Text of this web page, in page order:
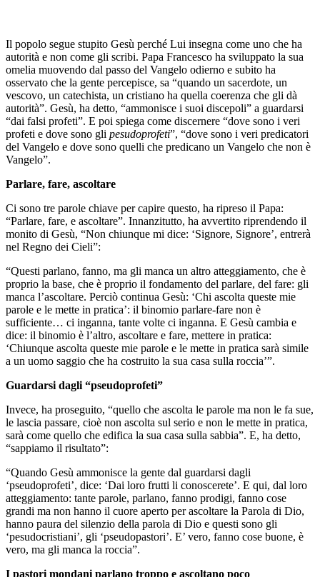
Il popolo segue stupito Gesù perché Lui insegna come uno che ha
autorità e non come gli scribi. Papa Francesco ha sviluppato la sua
omelia muovendo dal passo del Vangelo odierno e subito ha
osservato che la gente percepisce, sa “quando un sacerdote, un
vescovo, un catechista, un cristiano ha quella coerenza che gli dà
autorità”. Gesù, ha detto, “ammonisce i suoi discepoli” a guardarsi
“dai falsi profeti”. E poi spiega come discernere “dove sono i veri
profeti e dove sono gli pesudoprofeti”, “dove sono i veri predicatori
del Vangelo e dove sono quelli che predicano un Vangelo che non è
Vangelo”.
Parlare, fare, ascoltare
Ci sono tre parole chiave per capire questo, ha ripreso il Papa:
“Parlare, fare, e ascoltare”. Innanzitutto, ha avvertito riprendendo il
monito di Gesù, “Non chiunque mi dice: ‘Signore, Signore’, entrerà
nel Regno dei Cieli”:
“Questi parlano, fanno, ma gli manca un altro atteggiamento, che è
proprio la base, che è proprio il fondamento del parlare, del fare: gli
manca l’ascoltare. Perciò continua Gesù: ‘Chi ascolta queste mie
parole e le mette in pratica’: il binomio parlare-fare non è
sufficiente… ci inganna, tante volte ci inganna. E Gesù cambia e
dice: il binomio è l’altro, ascoltare e fare, mettere in pratica:
‘Chiunque ascolta queste mie parole e le mette in pratica sarà simile
a un uomo saggio che ha costruito la sua casa sulla roccia’”.
Guardarsi dagli “pseudoprofeti”
Invece, ha proseguito, “quello che ascolta le parole ma non le fa sue,
le lascia passare, cioè non ascolta sul serio e non le mette in pratica,
sarà come quello che edifica la sua casa sulla sabbia”. E, ha detto,
“sappiamo il risultato”:
“Quando Gesù ammonisce la gente dal guardarsi dagli
‘pseudoprofeti’, dice: ‘Dai loro frutti li conoscerete’. E qui, dal loro
atteggiamento: tante parole, parlano, fanno prodigi, fanno cose
grandi ma non hanno il cuore aperto per ascoltare la Parola di Dio,
hanno paura del silenzio della parola di Dio e questi sono gli
‘pesudocristiani’, gli ‘pseudopastori’. E’ vero, fanno cose buone, è
vero, ma gli manca la roccia”.
I pastori mondani parlano troppo e ascoltano poco